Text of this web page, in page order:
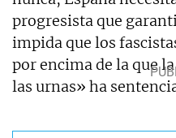
progresista que
impida que los
por encima de la que
las urnas» ha